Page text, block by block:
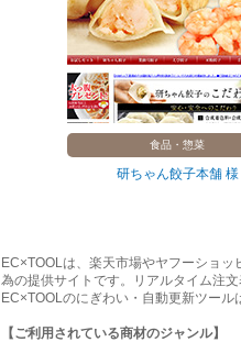
食品・惣菜
研ちゃん餃子本舗 様
EC×TOOLは、楽天市場やヤフーショ
為の提供サイトです。リアルタイム注
EC×TOOLのにぎわい・自動更新ツー
【ご利用されている商材のジャンル】